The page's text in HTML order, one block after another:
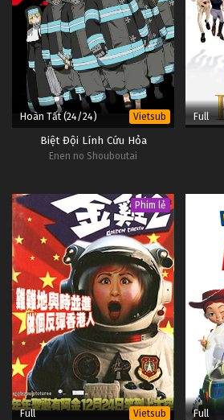
Hoàn Tất (24/24) Vietsub
Biệt Đội Lính Cứu Hỏa
Enen no Shouboutai
Full
Phim lẻ
Full Vietsub Full